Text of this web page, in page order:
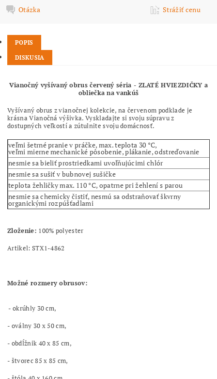
Otázka
Strážiť cenu
POPIS
DISKUSIA
Vianočný vyšívaný obrus červený séria - ZLATÉ HVIEZDIČKY a
obliečka na vankúš
Vyšívaný obrus z vianočnej kolekcie, na červenom podklade je
krásna Vianočná výšivka. Vyskladajte si svoju súpravu z
dostupných veľkostí a zútulnite svoju domácnosť.
veľmi šetrné pranie v práčke, max. teplota 30 °C,
veľmi mierne mechanické pôsobenie, plákanie, odstreďovanie
nesmie sa bieliť prostriedkami uvoľňujúcimi chlór
nesmie sa sušiť v bubnovej sušičke
teplota žehličky max. 110 °C, opatrne pri žehlení s parou
nesmie sa chemicky čistiť, nesmú sa odstraňovať škvrny
organickými rozpúšťadlami
Zloženie: 100% polyester
Artikel: STX1-4862
Možné rozmery obrusov:
- okrúhly 30 cm,
- oválny 30 x 50 cm,
- obdĺžnik 40 x 85 cm,
- štvorec 85 x 85 cm,